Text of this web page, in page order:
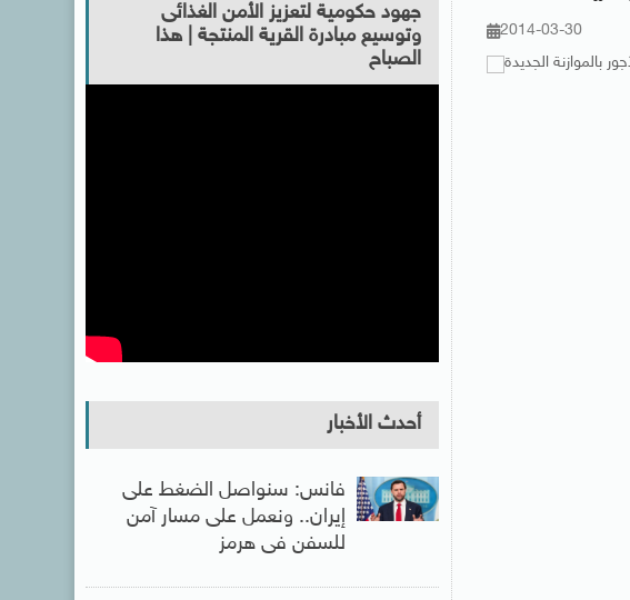
2014-03-30
جهود حكومية لتعزيز الأمن الغذائى
وتوسيع مبادرة القرية المنتجة | هذا
الصباح
أحدث الأخبار
فانس: سنواصل الضغط على
إيران.. ونعمل على مسار آمن
للسفن فى هرمز